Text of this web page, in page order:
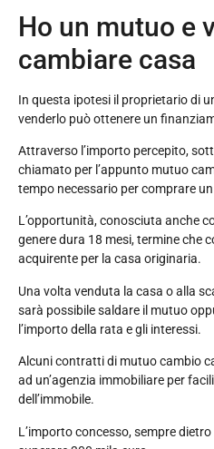
Ho un mutuo e
cambiare casa
In questa ipotesi il proprietario di
venderlo può ottenere un
Attraverso l’importo percepito,
chiamato per l’appunto mutuo
tempo necessario per comprare
L’opportunità, conosciuta anche
genere dura 18 mesi, termine che
acquirente per la casa originaria.
Una volta venduta la casa o alla
sarà possibile saldare il mutuo
l’importo della rata e gli interessi.
Alcuni contratti di mutuo cambio
ad un’agenzia immobiliare per
dell’immobile.
L’importo concesso, sempre